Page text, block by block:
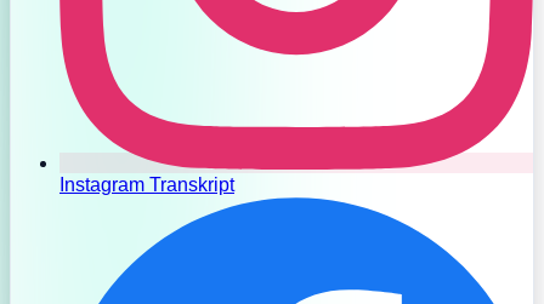
Instagram Transkript